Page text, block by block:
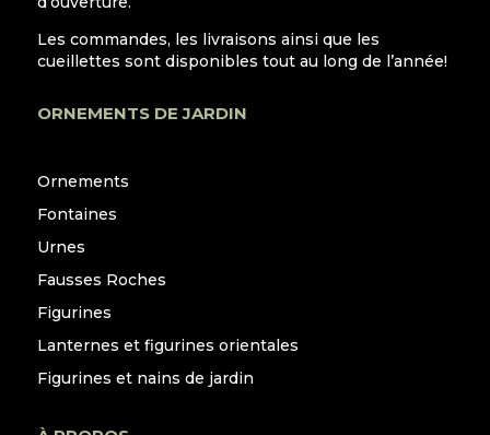
Les commandes, les livraisons ainsi que les
cueillettes sont disponibles tout au long de l’année!
ORNEMENTS DE JARDIN
Ornements
Fontaines
Urnes
Fausses Roches
Figurines
Lanternes et figurines orientales
Figurines et nains de jardin